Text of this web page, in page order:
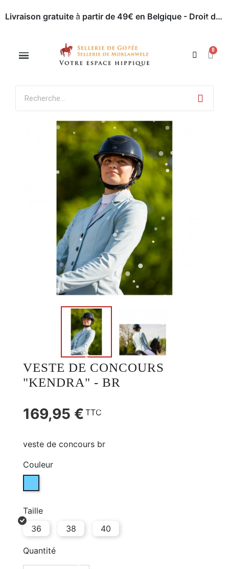
Livraison gratuite à partir de 49€ en Belgique - Droit de retour dans les 30 jours - Paiement en ligne sécurisé
VESTE DE CONCOURS
"KENDRA" - BR
169,95 € TTC
veste de concours br
Couleur
DUSK BLUE (01000)
Taille
36
38 40
Quantité